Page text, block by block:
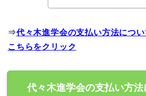
⇒代々木進学会の支払い方法につ
こちらをクリック
代々木進学会の支払い方